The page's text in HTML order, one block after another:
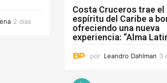
2 días
Costa Cruceros trae el
espíritu del Caribe a
ofreciendo una nueva
experiencia: “Alma
por Leandro Dahlman 3